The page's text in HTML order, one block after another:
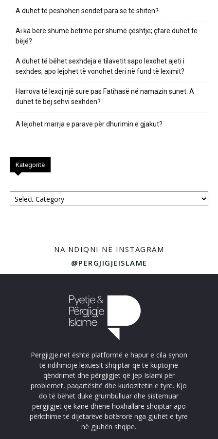
A duhet të peshohen sendet para se të shiten?
Ai ka bërë shumë betime për shumë çështje; çfarë duhet të
bëjë?
A duhet të bëhet sexhdeja e tilavetit sapo lexohet ajeti i
sexhdes, apo lejohet të vonohet deri në fund të leximit?
Harrova të lexoj një sure pas Fatihasë në namazin sunet. A
duhet të bëj sehvi sexhden?
A lejohet marrja e parave për dhurimin e gjakut?
Kategoritë
Kategoritë
NA NDIQNI NË INSTAGRAM
@PERGJIGJEISLAME
Pergjigje.net është platformë e hapur e cila synon
të ndihmojë lexuesit shqiptar që të kuptojnë
qëndrimet dhe përgjigjet që jep Islami për
problemet, paqartësitë dhe kuriozitetin e tyre. Kjo
do të bëhet duke grumbulluar dhe sistemuar
përgjigjet që kanë dhënë hoxhallarë shqiptar apo
përkthime të dijetarëve botërorë nga gjuhët e tyre
në gjuhën shqipe.